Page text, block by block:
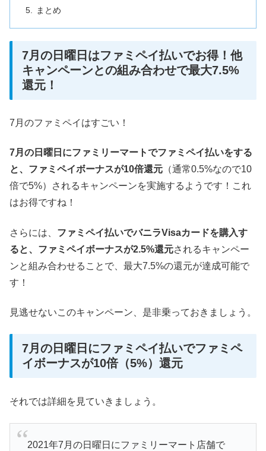
まとめ
7月の日曜日はファミペイ払いでお得！他
キャンペーンとの組み合わせで最大7.5%
還元！
7月のファミペイはすごい！
7月の日曜日にファミリーマートでファミペイ払いをする
と、ファミペイボーナスが10倍還元 （通常0.5%なので10
倍で5%）されるキャンペーンを実施するようです！これ
はお得ですね！
さらには、 ファミペイ払いでバニラVisaカードを購入す
ると、ファミペイボーナスが2.5%還元されるキャンペー
ンと組み合わせることで、最大7.5%の還元が達成可能で
す！
見逃せないこのキャンペーン、是非乗っておきましょう。
7月の日曜日にファミペイ払いでファミペ
イボーナスが10倍（5%）還元
それでは詳細を見ていきましょう。
2021年7月の日曜日にファミリーマート店舗で